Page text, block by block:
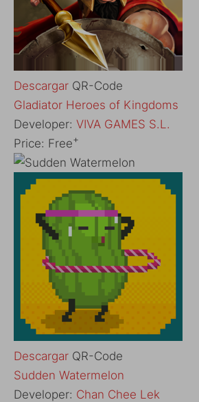
Descargar QR-Code
‎Gladiator Heroes of Kingdoms
Developer: VIVA GAMES S.L.
Price: Free+
Descargar QR-Code
‎Sudden Watermelon
Developer: Chan Chee Lek